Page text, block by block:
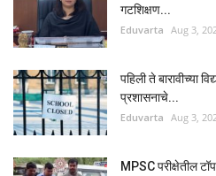
गटशिक्षण...
Eduvarta Aug 3,
पहिली ते बारावीच्या
प्रशासनाचे...
Eduvarta Aug 3,
MPSC परीक्षेतील